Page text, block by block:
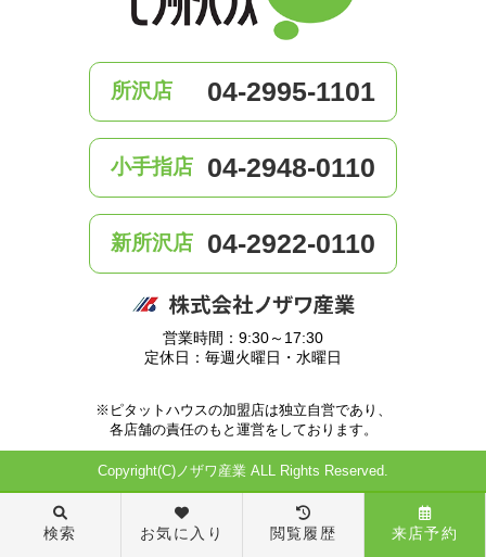
所沢店 04-2995-1101
小手指店 04-2948-0110
新所沢店 04-2922-0110
営業時間：9:30～17:30
定休日：毎週火曜日・水曜日
※ピタットハウスの加盟店は独立自営であり、
各店舗の責任のもと運営をしております。
Copyright(C)ノザワ産業 ALL Rights Reserved.
検索 お気に入り 閲覧履歴 来店予約